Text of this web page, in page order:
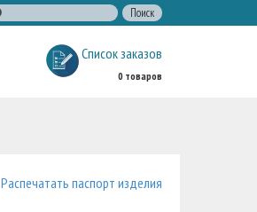
Список заказов
0 товаров
Распечатать паспорт изделия